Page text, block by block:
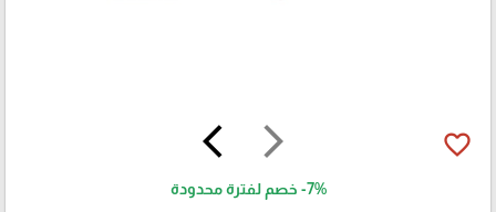
arrow_forward_ios
arrow_back_ios favorite_border
-7% خصم لفترة محدودة